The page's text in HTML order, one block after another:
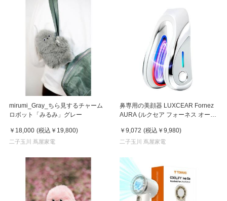
mirumi_Gray_ちら見するチャーム
ロボット「みるみ」グレー
￥18,000 (税込 ￥19,800)
二子玉川 蔦屋家電
鼻専用の美顔器 LUXCEAR Fornez
AURA (ルクセア フォーネス オー
￥9,072 (税込 ￥9,980)
二子玉川 蔦屋家電